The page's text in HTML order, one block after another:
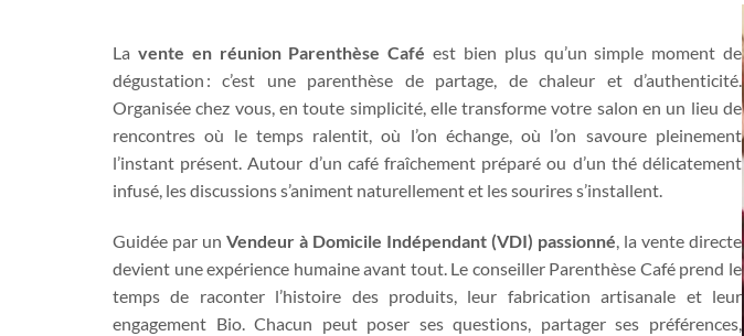
La vente en réunion Parenthèse Café est bien plus qu’un simple moment de
dégustation : c’est une parenthèse de partage, de chaleur et d’authenticité.
Organisée chez vous, en toute simplicité, elle transforme votre salon en un lieu de
rencontres où le temps ralentit, où l’on échange, où l’on savoure pleinement
l’instant présent. Autour d’un café fraîchement préparé ou d’un thé délicatement
infusé, les discussions s’animent naturellement et les sourires s’installent.
Guidée par un Vendeur à Domicile Indépendant (VDI) passionné, la vente directe
devient une expérience humaine avant tout. Le conseiller Parenthèse Café prend le
temps de raconter l’histoire des produits, leur fabrication artisanale et leur
engagement Bio. Chacun peut poser ses questions, partager ses préférences,